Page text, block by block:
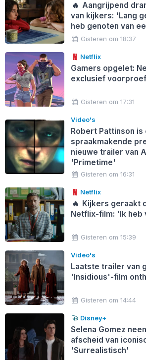
🔥 Aangrijpend
van kijkers: 'Lang
heb genoten van
Gisteren om 18:37
Netflix
Gamers opgelet:
exclusief
Gisteren om 17:31
Video's
Robert Pattinson is
spraakmakende
nieuwe trailer van
'Primetime'
Gisteren om 16:31
Netflix
🔥 Kijkers geraakt
Netflix-film: 'Ik heb
Gisteren om 15:39
Video's
Laatste trailer van
'Insidious'-film
Gisteren om 14:44
Disney+
Selena Gomez
afscheid van
'Surrealistisch'